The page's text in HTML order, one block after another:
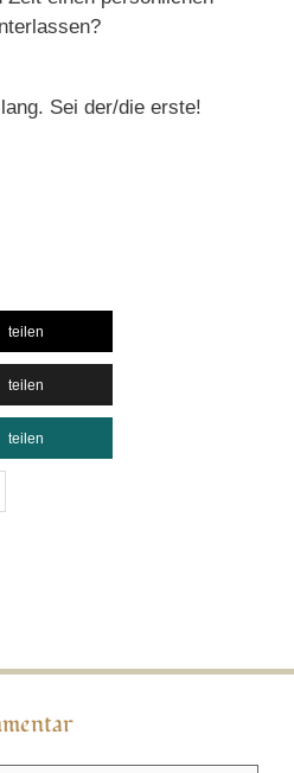
Sei der/die erste!
teilen
teilen
teilen